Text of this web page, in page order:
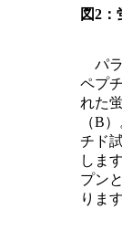
図2
パラ
ペプ
れた
（B
チド
しま
プン
ります